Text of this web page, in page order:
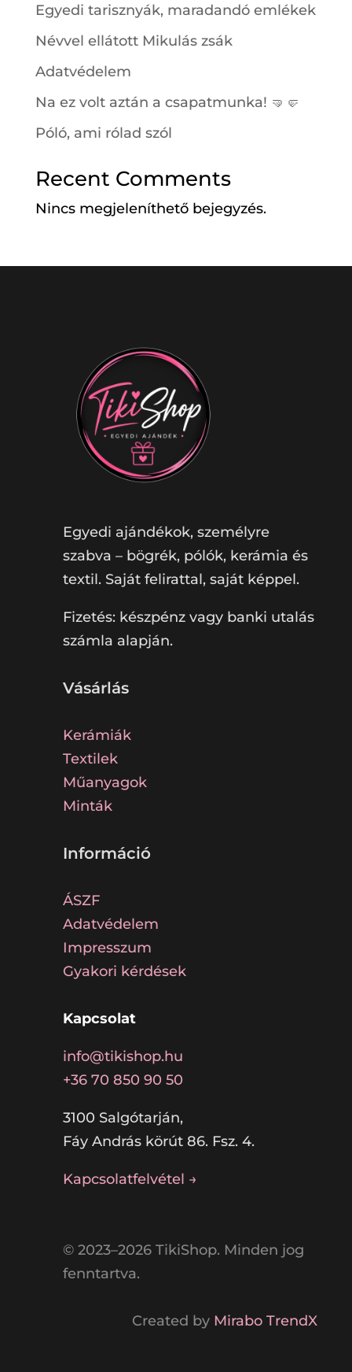
Egyedi tarisznyák, maradandó emlékek
Névvel ellátott Mikulás zsák
Adatvédelem
Na ez volt aztán a csapatmunka! 🤜🤛
Póló, ami rólad szól
Recent Comments
Nincs megjeleníthető bejegyzés.
Egyedi ajándékok, személyre
szabva – bögrék, pólók, kerámia és
textil. Saját felirattal, saját képpel.
Fizetés: készpénz vagy banki utalás
számla alapján.
Vásárlás
Kerámiák
Textilek
Műanyagok
Minták
Információ
ÁSZF
Adatvédelem
Impresszum
Gyakori kérdések
Kapcsolat
info@tikishop.hu
+36 70 850 90 50
3100 Salgótarján,
Fáy András körút 86. Fsz. 4.
Kapcsolatfelvétel →
© 2023–2026 TikiShop. Minden jog
fenntartva.
Created by Mirabo TrendX